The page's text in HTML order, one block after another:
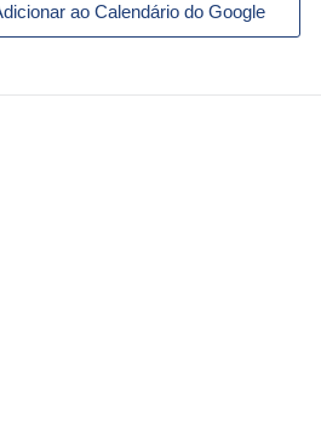
ao Calendário do Google